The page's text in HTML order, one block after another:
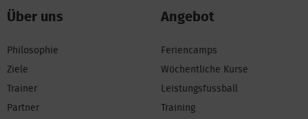
weiblich
Geburtstag
Vorname
Über uns
Philosophie
Ziele
Trainer
Partner
Angebot
Feriencamps
Wöchentliche Kurse
Leistungsfussball
Training